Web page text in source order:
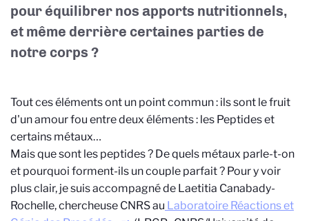
pour équilibrer nos apports nutritionnels,
et même derrière certaines parties de
notre corps ?
Tout ces éléments ont un point commun : ils sont le fruit
d'un amour fou entre deux éléments : les Peptides et
certains métaux…
Mais que sont les peptides ? De quels métaux parle-t-on
et pourquoi forment-ils un couple parfait ? Pour y voir
plus clair, je suis accompagné de Laetitia Canabady-
Rochelle, chercheuse CNRS au Laboratoire Réactions et